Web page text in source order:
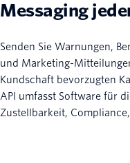
Messaging
Senden Sie Warnungen,
und Marketing-
Kundschaft bevorzugten
API umfasst Software für
Zustellbarkeit,